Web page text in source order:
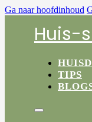
Ga naar hoofdinhoud
Huis-
TIPS